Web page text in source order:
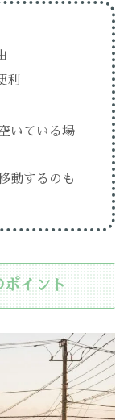
利
いている場
動するのも
ポイント